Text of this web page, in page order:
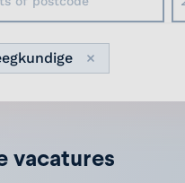
Verwijder
vacatures